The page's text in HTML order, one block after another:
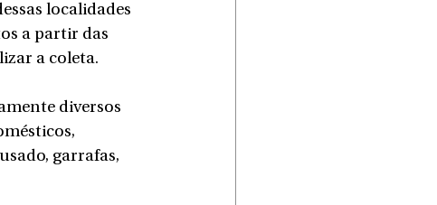
localidades
a partir das
a coleta.
diversos
garrafas,